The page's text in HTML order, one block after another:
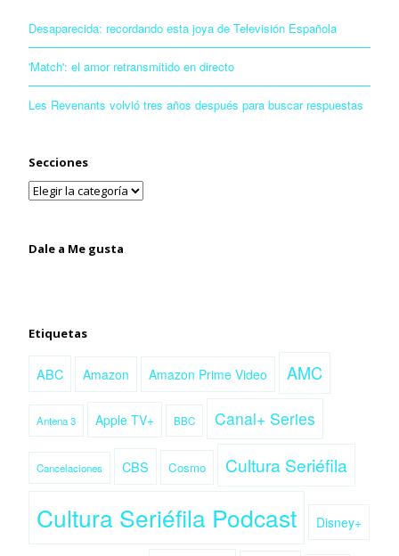
Desaparecida: recordando esta joya de Televisión Española
'Match': el amor retransmitido en directo
Les Revenants volvió tres años después para buscar respuestas
Secciones
Dale a Me gusta
Etiquetas
ABC Amazon Amazon Prime Video AMC
Antena 3 Apple TV+ BBC Canal+ Series
Cancelaciones CBS Cosmo Cultura Seriéfila
Cultura Seriéfila Podcast Disney+